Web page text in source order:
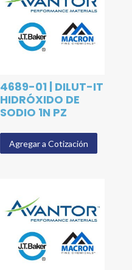
4689-01 | DILUT-IT
HIDRÓXIDO DE
SODIO 1N PZ
Agregar a Cotización